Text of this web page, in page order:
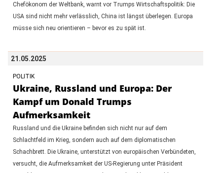
Chefökonom der Weltbank, warnt vor Trumps Wirtschaftspolitik: Die
USA sind nicht mehr verlässlich, China ist längst überlegen. Europa
müsse sich neu orientieren – bevor es zu spät ist.
21.05.2025
POLITIK
Ukraine, Russland und Europa: Der
Kampf um Donald Trumps
Aufmerksamkeit
Russland und die Ukraine befinden sich nicht nur auf dem
Schlachtfeld im Krieg, sondern auch auf dem diplomatischen
Schachbrett. Die Ukraine, unterstützt von europäischen Verbündeten,
versucht, die Aufmerksamkeit der US-Regierung unter Präsident